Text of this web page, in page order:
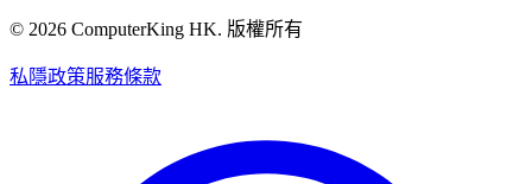
© 2026 ComputerKing HK. 版權所有
私隱政策服務條款